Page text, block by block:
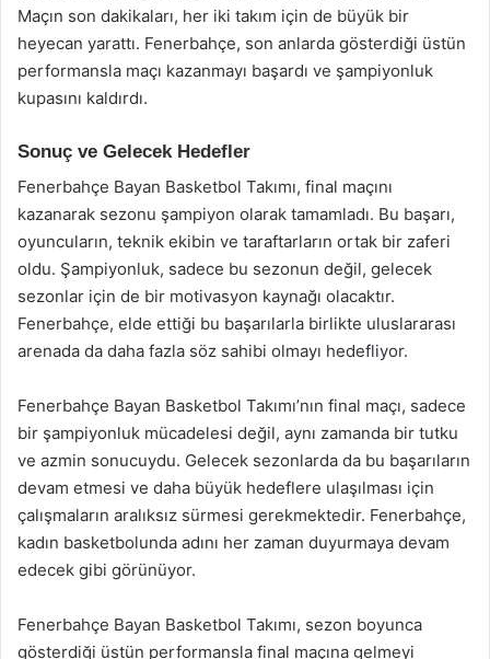
Maçın son dakikaları, her iki takım için de büyük bir
heyecan yarattı. Fenerbahçe, son anlarda gösterdiği üstün
performansla maçı kazanmayı başardı ve şampiyonluk
kupasını kaldırdı.
Sonuç ve Gelecek Hedefler
Fenerbahçe Bayan Basketbol Takımı, final maçını
kazanarak sezonu şampiyon olarak tamamladı. Bu başarı,
oyuncuların, teknik ekibin ve taraftarların ortak bir zaferi
oldu. Şampiyonluk, sadece bu sezonun değil, gelecek
sezonlar için de bir motivasyon kaynağı olacaktır.
Fenerbahçe, elde ettiği bu başarılarla birlikte uluslararası
arenada da daha fazla söz sahibi olmayı hedefliyor.
Fenerbahçe Bayan Basketbol Takımı’nın final maçı, sadece
bir şampiyonluk mücadelesi değil, aynı zamanda bir tutku
ve azmin sonucuydu. Gelecek sezonlarda da bu başarıların
devam etmesi ve daha büyük hedeflere ulaşılması için
çalışmaların aralıksız sürmesi gerekmektedir. Fenerbahçe,
kadın basketbolunda adını her zaman duyurmaya devam
edecek gibi görünüyor.
Fenerbahçe Bayan Basketbol Takımı, sezon boyunca
gösterdiği üstün performansla final maçına gelmeyi